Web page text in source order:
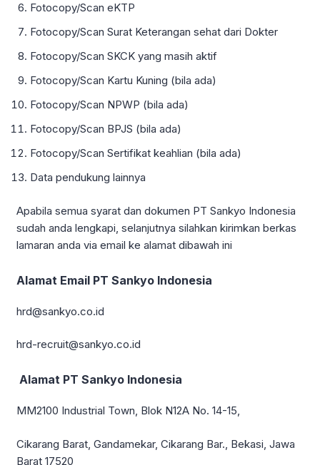
Fotocopy/Scan eKTP
Fotocopy/Scan Surat Keterangan sehat dari Dokter
Fotocopy/Scan SKCK yang masih aktif
Fotocopy/Scan Kartu Kuning (bila ada)
Fotocopy/Scan NPWP (bila ada)
Fotocopy/Scan BPJS (bila ada)
Fotocopy/Scan Sertifikat keahlian (bila ada)
Data pendukung lainnya
Apabila semua syarat dan dokumen PT Sankyo Indonesia
sudah anda lengkapi, selanjutnya silahkan kirimkan berkas
lamaran anda via email ke alamat dibawah ini
Alamat Email PT Sankyo Indonesia
hrd@sankyo.co.id
hrd-recruit@sankyo.co.id
Alamat PT Sankyo Indonesia
MM2100 Industrial Town, Blok N12A No. 14-15,
Cikarang Barat, Gandamekar, Cikarang Bar., Bekasi, Jawa
Barat 17520